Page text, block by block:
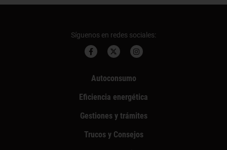
Síguenos en redes sociales:
Autoconsumo
Eficiencia energética
Gestiones y trámites
Trucos y Consejos